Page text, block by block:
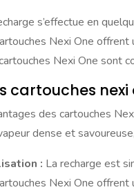
s’effectue en
Nexi One offrent
Nexi One sont
cartouches nexi
des cartouches
dense et
: La recharge est
Nexi One offrent